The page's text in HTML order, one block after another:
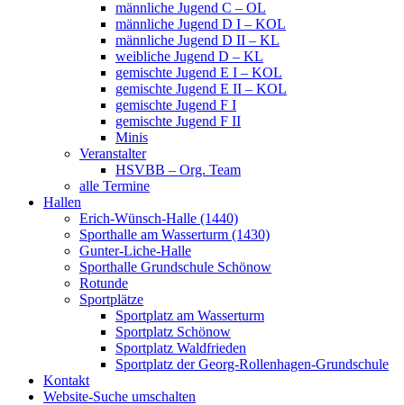
männliche Jugend C – OL
männliche Jugend D I – KOL
männliche Jugend D II – KL
weibliche Jugend D – KL
gemischte Jugend E I – KOL
gemischte Jugend E II – KOL
gemischte Jugend F I
gemischte Jugend F II
Minis
Veranstalter
HSVBB – Org. Team
alle Termine
Hallen
Erich-Wünsch-Halle (1440)
Sporthalle am Wasserturm (1430)
Gunter-Liche-Halle
Sporthalle Grundschule Schönow
Rotunde
Sportplätze
Sportplatz am Wasserturm
Sportplatz Schönow
Sportplatz Waldfrieden
Sportplatz der Georg-Rollenhagen-Grundschule
Kontakt
Website-Suche umschalten